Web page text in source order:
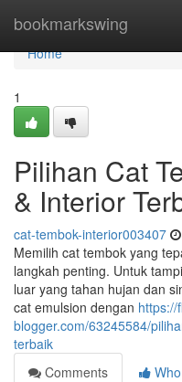
bookmarkswing
Home
Home
1
Pilihan Cat
& Interior
cat-tembok-interior003407
Memilih cat tembok yang
langkah penting. Untuk
luar yang tahan hujan dan
cat emulsion dengan https://
blogger.com/63245584/
terbaik
Comments